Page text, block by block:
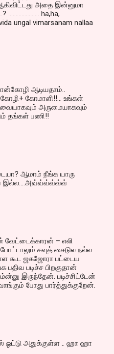
அதை இன்னுமா
ha,ha,
ungal vimarsanam nallaa
ஆடியதாம்..
கோமாளி!!... உங்கள்
அருமையாகவும்
தங்கள் பணி!!
ஆமாம் நீங்க யாரு
இல்ல....அவ்வ்வ்வ்வ்வ்
– எலி
சவுத் சைடுல நல்ல
கூட ஜகஜோரா பட்டைய
பதிவ படிச்ச பிறகுதான்
இருந்தேன். படிச்சிட்டேன்
போது பார்த்துக்குறேன்.
அதுக்குள்ள .. ஹா ஹா